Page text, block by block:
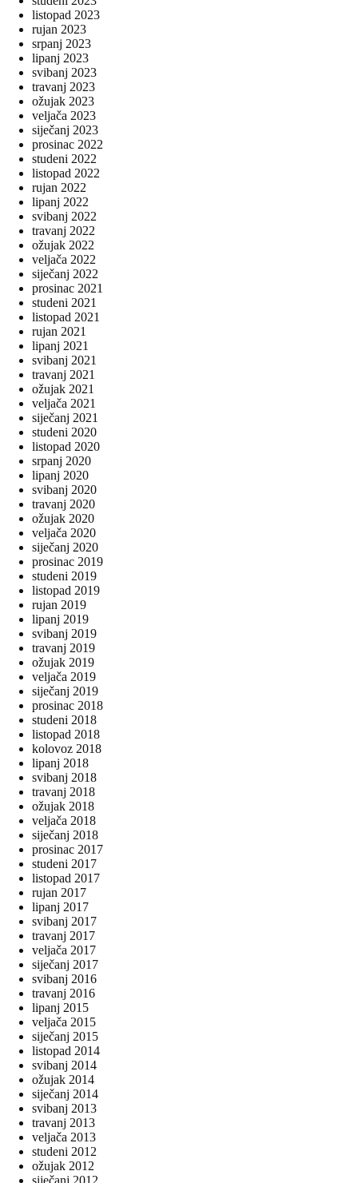
listopad 2023
rujan 2023
srpanj 2023
lipanj 2023
svibanj 2023
travanj 2023
ožujak 2023
veljača 2023
siječanj 2023
prosinac 2022
studeni 2022
listopad 2022
rujan 2022
lipanj 2022
svibanj 2022
travanj 2022
ožujak 2022
veljača 2022
siječanj 2022
prosinac 2021
studeni 2021
listopad 2021
rujan 2021
lipanj 2021
svibanj 2021
travanj 2021
ožujak 2021
veljača 2021
siječanj 2021
studeni 2020
listopad 2020
srpanj 2020
lipanj 2020
svibanj 2020
travanj 2020
ožujak 2020
veljača 2020
siječanj 2020
prosinac 2019
studeni 2019
listopad 2019
rujan 2019
lipanj 2019
svibanj 2019
travanj 2019
ožujak 2019
veljača 2019
siječanj 2019
prosinac 2018
studeni 2018
listopad 2018
kolovoz 2018
lipanj 2018
svibanj 2018
travanj 2018
ožujak 2018
veljača 2018
siječanj 2018
prosinac 2017
studeni 2017
listopad 2017
rujan 2017
lipanj 2017
svibanj 2017
travanj 2017
veljača 2017
siječanj 2017
svibanj 2016
travanj 2016
lipanj 2015
veljača 2015
siječanj 2015
listopad 2014
svibanj 2014
ožujak 2014
siječanj 2014
svibanj 2013
travanj 2013
veljača 2013
studeni 2012
ožujak 2012
siječanj 2012